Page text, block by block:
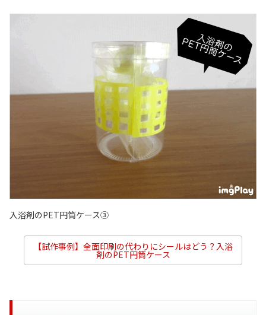
入浴剤のPET円筒ケース③
【試作事例】全面印刷の代わりにシールはどう？入浴
剤のPET円筒ケース